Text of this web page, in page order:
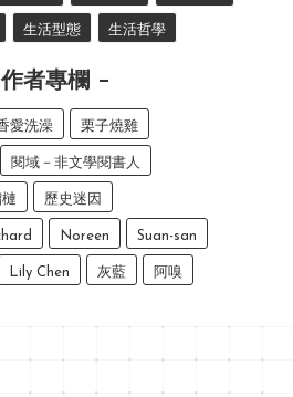
生活型態 生活哲學
作者專欄
愛洗澡 栗子燒雞
閱域－非文學閱書人
歷史迷因
Noreen Suan-san
Lily Chen 灰藍 阿嗅